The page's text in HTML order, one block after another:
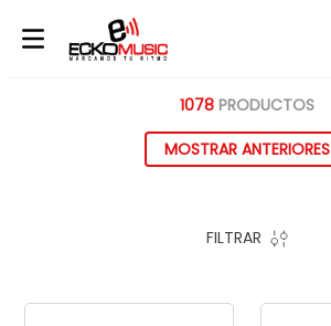
1078 PRODUCTOS
MOSTRAR ANTERIORES
FILTRAR